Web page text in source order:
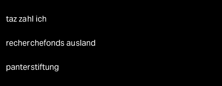
taz zahl ich
recherchefonds ausland
panterstiftung